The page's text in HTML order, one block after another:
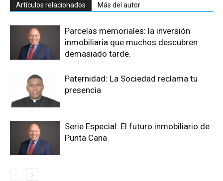
Artículos relacionados Más del autor
Parcelas memoriales: la inversión
inmobiliaria que muchos descubren
demasiado tarde.
Paternidad: La Sociedad reclama tu
presencia
Serie Especial: El futuro inmobiliario de
Punta Cana